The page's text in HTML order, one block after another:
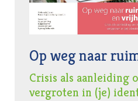
Op weg naar
Crisis als aanleiding
vergroten in (je)